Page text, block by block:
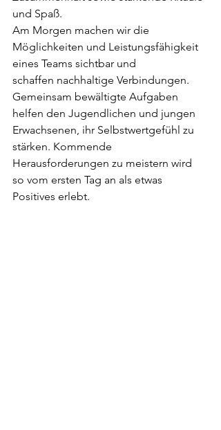
und Spaß.
Am Morgen machen wir die
Möglichkeiten und Leistungsfähigkeit
eines Teams sichtbar und
schaffen nachhaltige Verbindungen.
Gemeinsam bewältigte Aufgaben
helfen den Jugendlichen und jungen
Erwachsenen, ihr Selbstwertgefühl zu
stärken. Kommende
Herausforderungen zu meistern wird
so vom ersten Tag an als etwas
Positives erlebt.